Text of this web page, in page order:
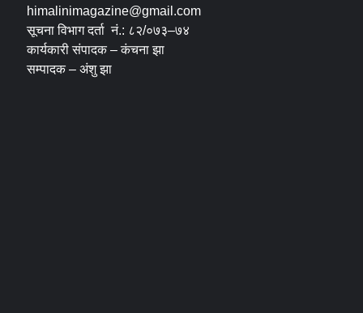
himalinimagazine@gmail.com
सूचना विभाग दर्ता नं.: ८२/०७३–७४
कार्यकारी संपादक – कंचना झा
सम्पादक – अंशु झा